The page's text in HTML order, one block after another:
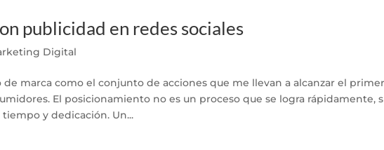
publicidad en redes sociales
Digital
marca como el conjunto de acciones que me llevan a alcanzar el
El posicionamiento no es un proceso que se logra rápidamente,
y dedicación. Un...